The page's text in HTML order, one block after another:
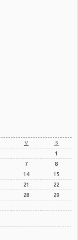
V S
1
7
8
14
15
21
22
28
29